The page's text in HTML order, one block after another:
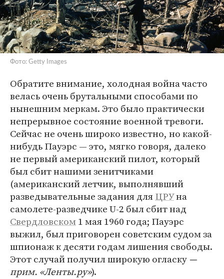
Фото: Getty Images
Обратите внимание, холодная война часто
велась очень брутальными способами по
нынешним меркам. Это было практически
непрерывное состояние военной тревоги.
Сейчас не очень широко известно, но какой-
нибудь Пауэрс — это, мягко говоря, далеко
не первый американский пилот, который
был сбит нашими зенитчиками
(американский летчик, выполнявший
разведывательные задания дляЦРУна
самолете-разведчике U-2 был сбит над
Свердловском1 мая 1960 года; Пауэрс
выжил, был приговорен советским судом за
шпионаж к десяти годам лишения свободы.
Этот случай получил широкую огласку —
прим. «Ленты.ру»).